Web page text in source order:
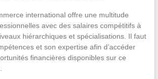
international offre une multitude
avec des salaires compétitifs à
hiérarchiques et spécialisations. Il faut
et son expertise afin d’accéder
financières disponibles sur ce